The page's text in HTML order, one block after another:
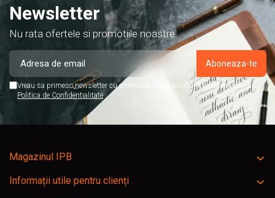
Newsletter
Nu rata ofertele si promotiile noastre
Vreau sa primesc newsletter cu promotiile magazinului. Afla mai multe in
Politica de Confidentialitate
Magazinul IPB
Informații utile pentru clienți